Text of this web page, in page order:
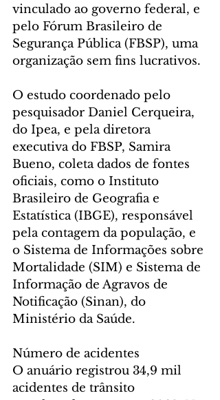
vinculado ao governo federal, e
pelo Fórum Brasileiro de
Segurança Pública (FBSP), uma
organização sem fins lucrativos.
O estudo coordenado pelo
pesquisador Daniel Cerqueira,
do Ipea, e pela diretora
executiva do FBSP, Samira
Bueno, coleta dados de fontes
oficiais, como o Instituto
Brasileiro de Geografia e
Estatística (IBGE), responsável
pela contagem da população, e
o Sistema de Informações sobre
Mortalidade (SIM) e Sistema de
Informação de Agravos de
Notificação (Sinan), do
Ministério da Saúde.
Número de acidentes
O anuário registrou 34,9 mil
acidentes de trânsito